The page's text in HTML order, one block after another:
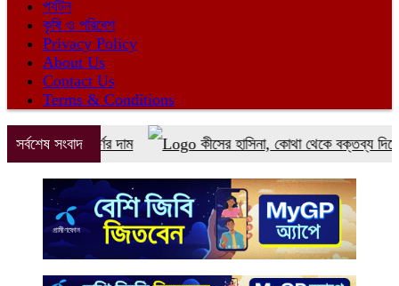
পর্যটন
কৃষি ও পরিবেশ
Privacy Policy
About Us
Contact Us
Terms & Conditions
সর্বশেষ সংবাদ
স্বর্ণের দাম কীসের হাসিনা, কোথা থেকে বক্তব্য দিয়েছে: